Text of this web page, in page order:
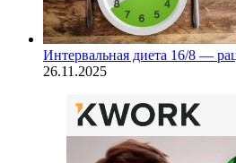
Интервальная диета 16/8 —
26.11.2025